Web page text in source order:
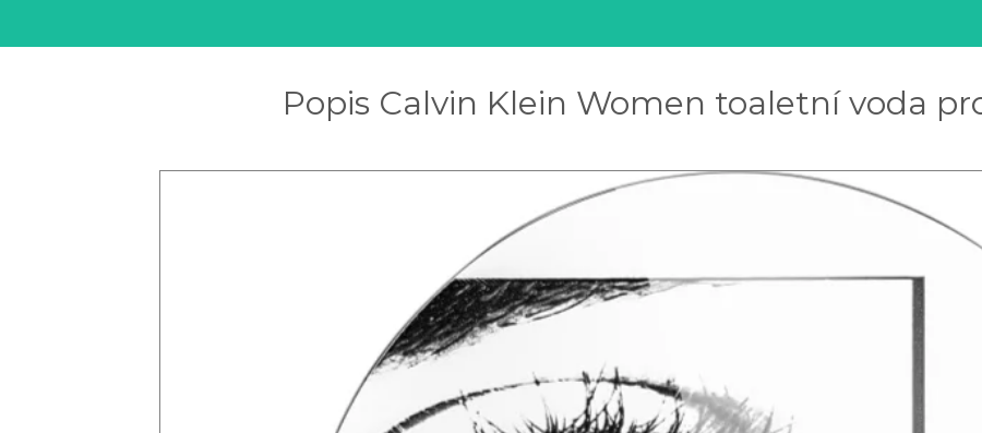
Popis Calvin Klein Women toaletní voda